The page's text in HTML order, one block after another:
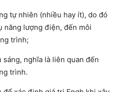
tự nhiên (nhiều hay ít), do đó
năng lượng điện, đến môi
trình;
nghĩa là liên quan đến
trình.